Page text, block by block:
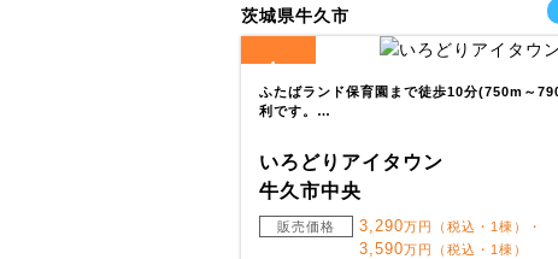
茨城県牛久市
4
ふたばランド保育園まで徒歩10分(750m～
利です。…
いろどりアイタウン
牛久市中央
販売価格 3,290万円（税込・1棟）・
3,590万円（税込・1棟）